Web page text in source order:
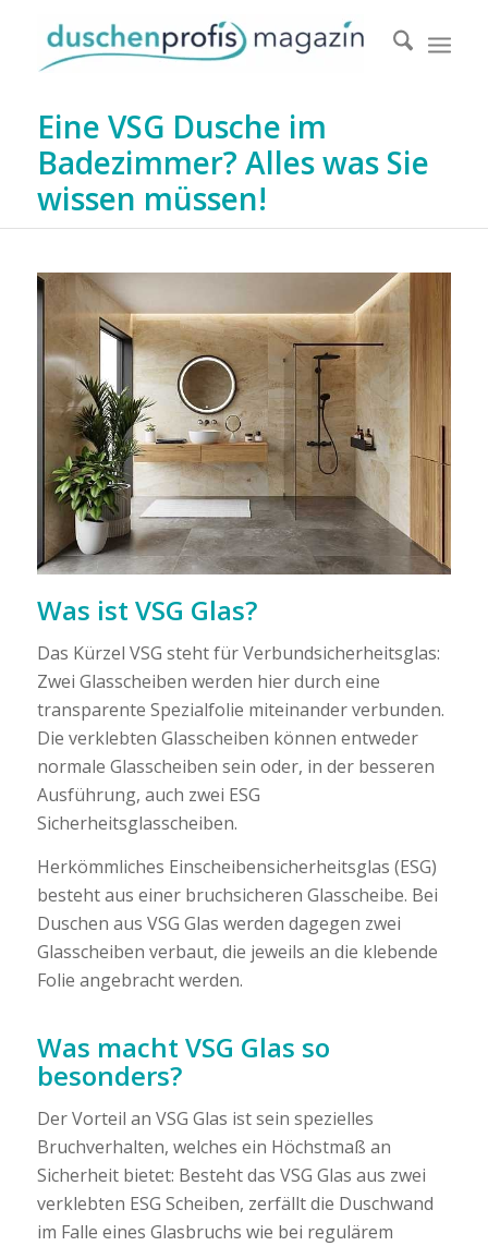
Eine VSG Dusche im
Badezimmer? Alles was Sie
wissen müssen!
Was ist VSG Glas?
Das Kürzel VSG steht für Verbundsicherheitsglas:
Zwei Glasscheiben werden hier durch eine
transparente Spezialfolie miteinander verbunden.
Die verklebten Glasscheiben können entweder
normale Glasscheiben sein oder, in der besseren
Ausführung, auch zwei ESG
Sicherheitsglasscheiben.
Herkömmliches Einscheibensicherheitsglas (ESG)
besteht aus einer bruchsicheren Glasscheibe. Bei
Duschen aus VSG Glas werden dagegen zwei
Glasscheiben verbaut, die jeweils an die klebende
Folie angebracht werden.
Was macht VSG Glas so
besonders?
Der Vorteil an VSG Glas ist sein spezielles
Bruchverhalten, welches ein Höchstmaß an
Sicherheit bietet: Besteht das VSG Glas aus zwei
verklebten ESG Scheiben, zerfällt die Duschwand
im Falle eines Glasbruchs wie bei regulärem